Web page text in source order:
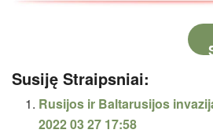
Susiję Straipsniai:
Rusijos ir Baltarusijos
2022 03 27 17:58